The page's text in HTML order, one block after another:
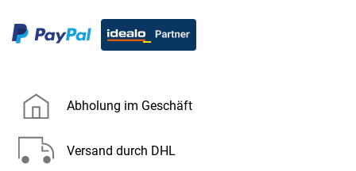
Abholung im Geschäft
Versand durch DHL